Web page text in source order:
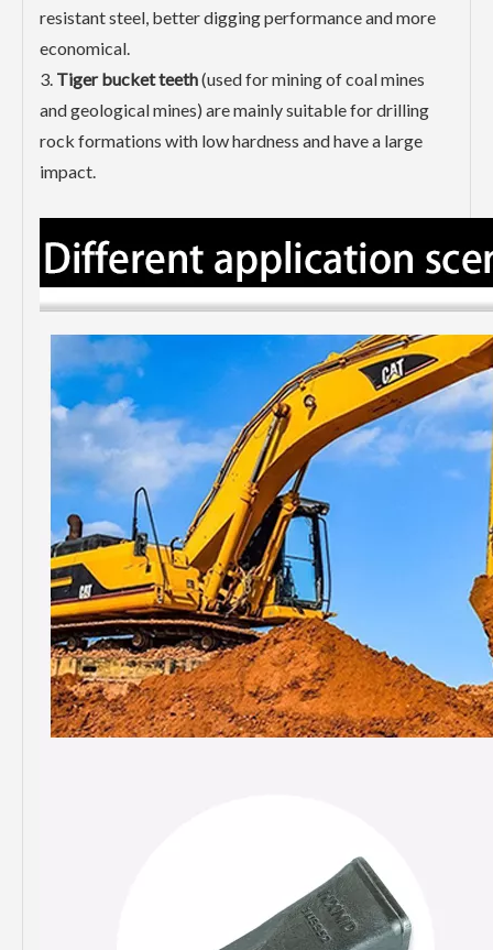
resistant steel, better digging performance and more
economical.
3. Tiger bucket teeth(used for mining of coal mines
and geological mines) are mainly suitable for drilling
rock formations with low hardness and have a large
impact.